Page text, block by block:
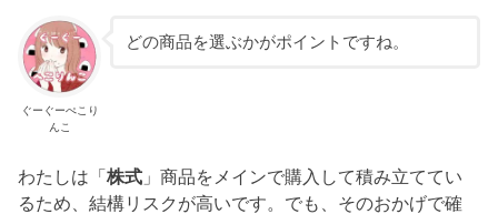
ぐーぐーぺこり
んこ
どの商品を選ぶかがポイントですね。
わたしは「株式 」商品をメインで購入して積み立ててい
るため、結構リスクが高いです。でも、そのおかげで確